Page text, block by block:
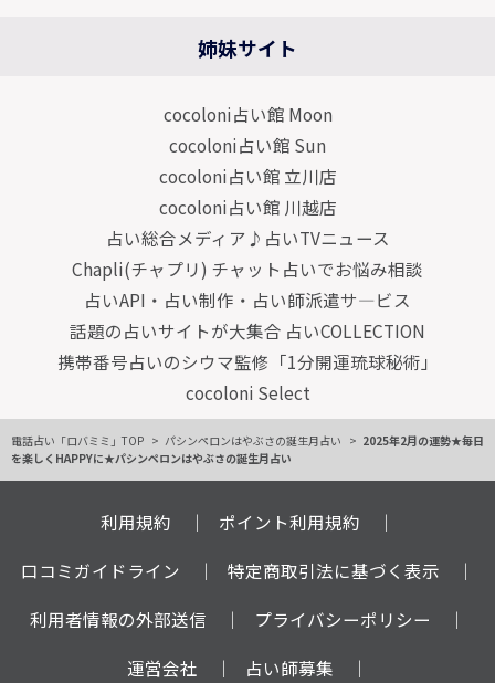
姉妹サイト
cocoloni占い館 Moon
cocoloni占い館 Sun
cocoloni占い館 立川店
cocoloni占い館 川越店
占い総合メディア♪占いTVニュース
Chapli(チャプリ) チャット占いでお悩み相談
占いAPI・占い制作・占い師派遣サ―ビス
話題の占いサイトが大集合 占いCOLLECTION
携帯番号占いのシウマ監修「1分開運琉球秘術」
cocoloni Select
電話占い「ロバミミ」TOP パシンペロンはやぶさの誕生月占い
2025年2月の運勢★毎日
を楽しくHAPPYに★パシンペロンはやぶさの誕生月占い
利用規約
ポイント利用規約
口コミガイドライン
特定商取引法に基づく表示
利用者情報の外部送信
プライバシーポリシー
運営会社
占い師募集